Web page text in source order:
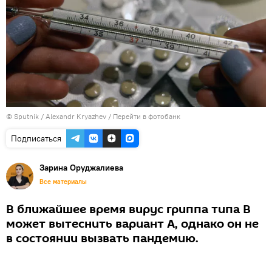
© Sputnik / Alexandr Kryazhev / Перейти в фотобанк
Подписаться
Зарина Оруджалиева
Все материалы
В ближайшее время вирус гриппа типа В
может вытеснить вариант А, однако он не
в состоянии вызвать пандемию.